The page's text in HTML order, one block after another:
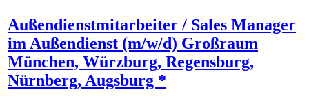
Außendienstmitarbeiter / Sales Manager
im Außendienst (m/w/d) Großraum
München, Würzburg, Regensburg,
Nürnberg, Augsburg *